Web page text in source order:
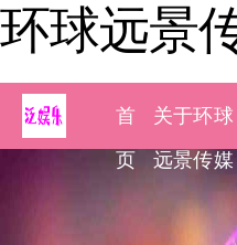
环球远景
首
页
关于环球
远景传媒